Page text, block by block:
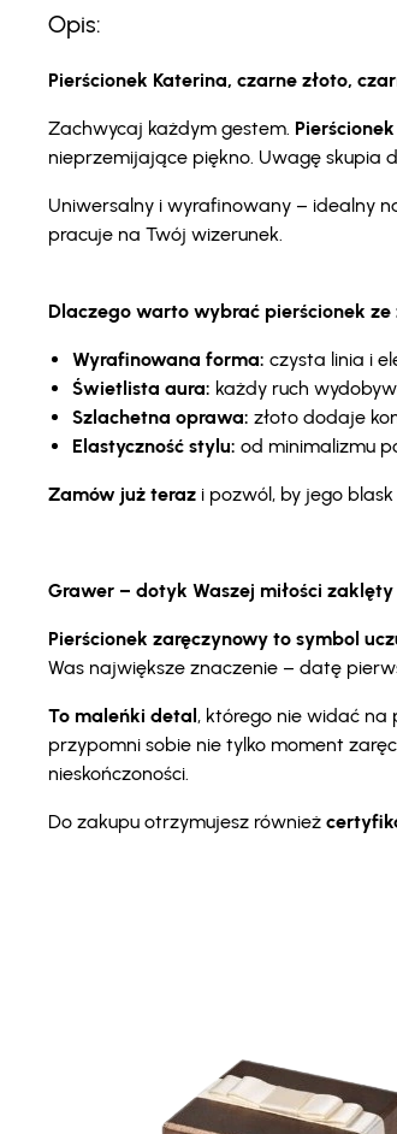
Opis:
Pierścionek Katerina, czarne złoto,
Zachwycaj każdym gestem.
nieprzemijające piękno. Uwagę skupia
Uniwersalny i wyrafinowany – idealny
pracuje na Twój wizerunek.
Dlaczego warto wybrać pierścionek ze
Wyrafinowana forma: czysta linia i
Świetlista aura: każdy ruch
Szlachetna oprawa: złoto dodaje
Elastyczność stylu: od minimalizmu
Zamów już terazi pozwól, by jego
Grawer – dotyk Waszej miłości
Pierścionek zaręczynowy to symbol
Was największe znaczenie – datę
To maleńki detal, którego nie widać na
przypomni sobie nie tylko moment
nieskończoności.
Do zakupu otrzymujesz również